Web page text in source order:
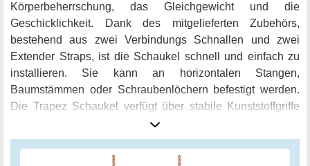
Körperbeherrschung, das Gleichgewicht und die
Geschicklichkeit. Dank des mitgelieferten Zubehörs,
bestehend aus zwei Verbindungs Schnallen und zwei
Extender Straps, ist die Schaukel schnell und einfach zu
installieren. Sie kann an horizontalen Stangen,
Baumstämmen oder Schraubenlöchern befestigt werden.
Die Trapez Schaukel verfügt über stabile Kunststoffgriffe
mit einer Größe von 12 × 11,5 cm und einem Durchmesser
von 2,2 cm. Der dreieckige Plastikring ist leicht zu greifen
und ermöglicht eine angenehme Handhabung. Die